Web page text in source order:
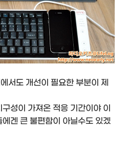
서도 개선이 필요한 부분이 제
성이 가져온 적응 기간이야 이
겐 큰 불편함이 아닐수도 있겠